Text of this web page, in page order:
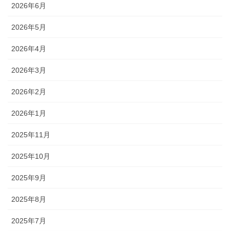
2026年6月
2026年5月
2026年4月
2026年3月
2026年2月
2026年1月
2025年11月
2025年10月
2025年9月
2025年8月
2025年7月